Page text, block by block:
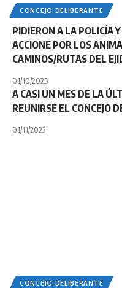
CONCEJO DELIBERANTE
PIDIERON A LA POLICÍA
ACCIONE POR LOS
CAMINOS/RUTAS DEL
01/10/2025
A CASI UN MES DE LA
REUNIRSE EL CONCEJO
01/11/2023
CONCEJO DELIBERANTE